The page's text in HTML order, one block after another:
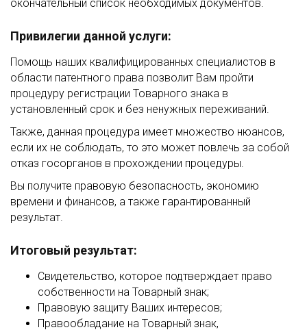
окончательный список необходимых документов.
Привилегии данной услуги:
Помощь наших квалифицированных специалистов в
области патентного права позволит Вам пройти
процедуру регистрации Товарного знака в
установленный срок и без ненужных переживаний.
Также, данная процедура имеет множество нюансов,
если их не соблюдать, то это может повлечь за собой
отказ госорганов в прохождении процедуры.
Вы получите правовую безопасность, экономию
времени и финансов, а также гарантированный
результат.
Итоговый результат:
Свидетельство, которое подтверждает право
собственности на Товарный знак;
Правовую защиту Ваших интересов;
Правообладание на Товарный знак,